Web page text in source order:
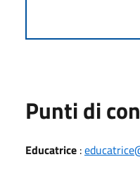
Punti di
Educatrice :